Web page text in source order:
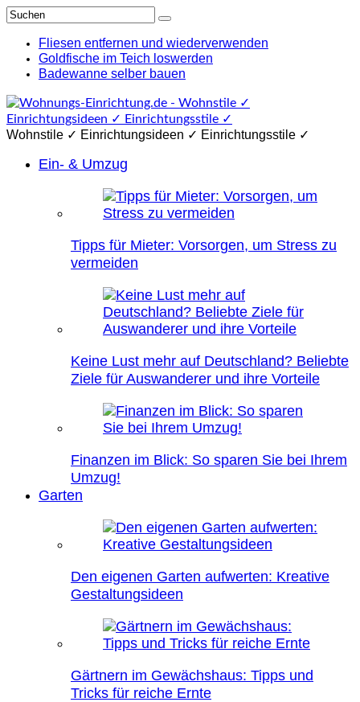
Fliesen entfernen und wiederverwenden
Goldfische im Teich loswerden
Badewanne selber bauen
Wohnstile ✓ Einrichtungsideen ✓ Einrichtungsstile ✓
Ein- & Umzug
Tipps für Mieter: Vorsorgen, um Stress zu
vermeiden
Keine Lust mehr auf Deutschland? Beliebte
Ziele für Auswanderer und ihre Vorteile
Finanzen im Blick: So sparen Sie bei Ihrem
Umzug!
Garten
Den eigenen Garten aufwerten: Kreative
Gestaltungsideen
Gärtnern im Gewächshaus: Tipps und
Tricks für reiche Ernte